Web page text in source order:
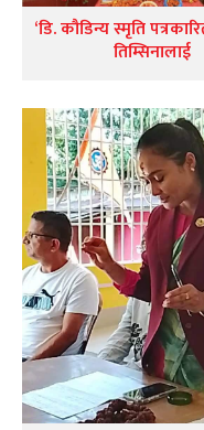
‘डि. कौडिन्य स्मृति
तिम्सिनालाई